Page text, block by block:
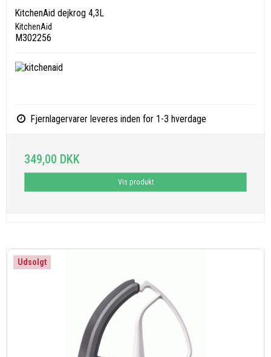
KitchenAid dejkrog 4,3L
KitchenAid
M302256
Fjernlagervarer leveres inden for 1-3 hverdage
349,00 DKK
Vis produkt
Udsolgt